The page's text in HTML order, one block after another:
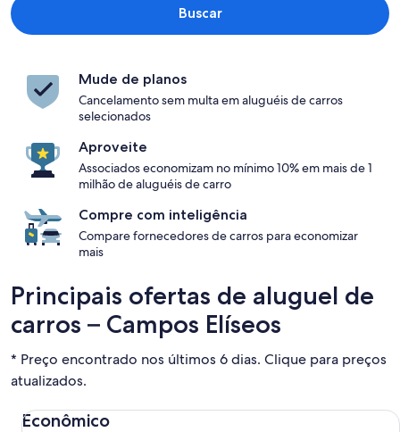
Buscar
Mude de planos
Cancelamento sem multa em aluguéis de carros
selecionados
Aproveite
Associados economizam no mínimo 10% em mais de 1
milhão de aluguéis de carro
Compre com inteligência
Compare fornecedores de carros para economizar
mais
Principais ofertas de aluguel de
carros – Campos Elíseos
* Preço encontrado nos últimos 6 dias. Clique para preços
atualizados.
Econômico
Econômico Chevrolet Spark